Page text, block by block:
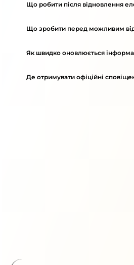
Що робити після відновлення
Що зробити перед можливим
Як швидко оновлюється
Де отримувати офіційні